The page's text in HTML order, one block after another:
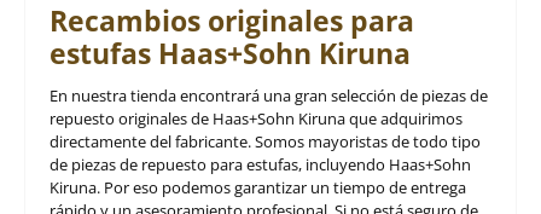
Recambios originales para
estufas Haas+Sohn Kiruna
En nuestra tienda encontrará una gran selección de piezas de
repuesto originales de Haas+Sohn Kiruna que adquirimos
directamente del fabricante. Somos mayoristas de todo tipo
de piezas de repuesto para estufas, incluyendo Haas+Sohn
Kiruna. Por eso podemos garantizar un tiempo de entrega